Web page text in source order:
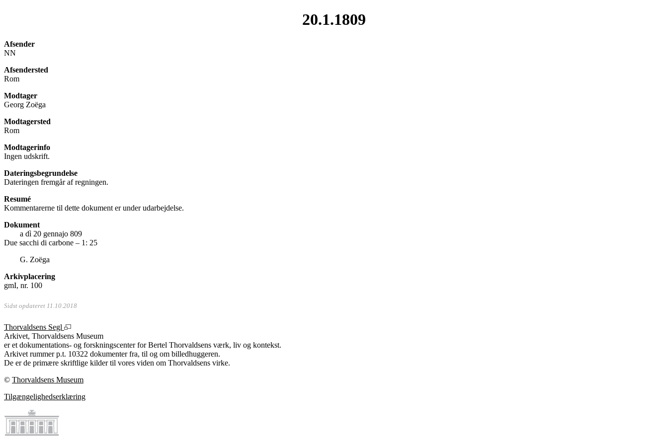
20.1.1809
Afsender
NN
Afsendersted
Rom
Modtager
Georg Zoëga
Modtagersted
Rom
Modtagerinfo
Ingen udskrift.
Dateringsbegrundelse
Dateringen fremgår af regningen.
Resumé
Kommentarerne til dette dokument er under udarbejdelse.
Dokument
a dì 20 gennajo 809
Due sacchi di carbone – 1: 25
G. Zoëga
Arkivplacering
gmI, nr. 100
Sidst opdateret 11.10.2018
Thorvaldsens Segl
Arkivet, Thorvaldsens Museum
er et dokumentations- og forskningscenter for Bertel Thorvaldsens værk, liv og kontekst.
Arkivet rummer p.t. 10322 dokumenter fra, til og om billedhuggeren.
De er de primære skriftlige kilder til vores viden om Thorvaldsens virke.
© Thorvaldsens Museum
Tilgængelighedserklæring